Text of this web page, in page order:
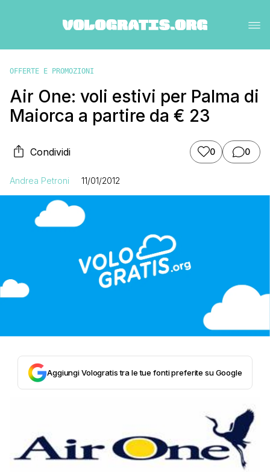
OFFERTE E PROMOZIONI
Air One: voli estivi per Palma di
Maiorca a partire da € 23
Condividi 0 0
Andrea Petroni 11/01/2012
Aggiungi Vologratis tra le tue fonti preferite su Google